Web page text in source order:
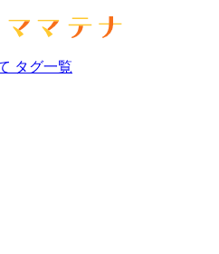
タグ一覧